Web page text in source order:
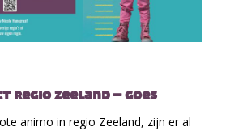
regio zeeland – goes
animo in regio Zeeland, zijn er al